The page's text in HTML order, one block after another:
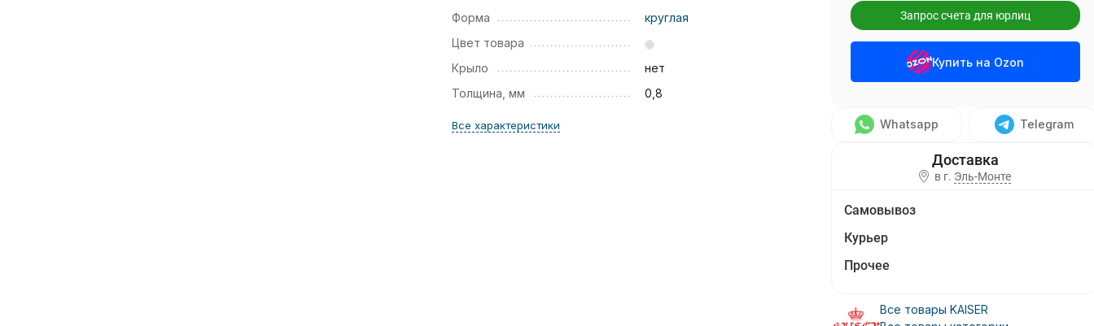
Форма
круглая
Цвет товара
Крыло
нет
Толщина, мм
0,8
Все характеристики
Запрос счета для юрлиц
Купить на Ozon
Whatsapp Telegram
в г. Эль-Монте
Самовывоз
Курьер
Прочее
Все товары KAISER